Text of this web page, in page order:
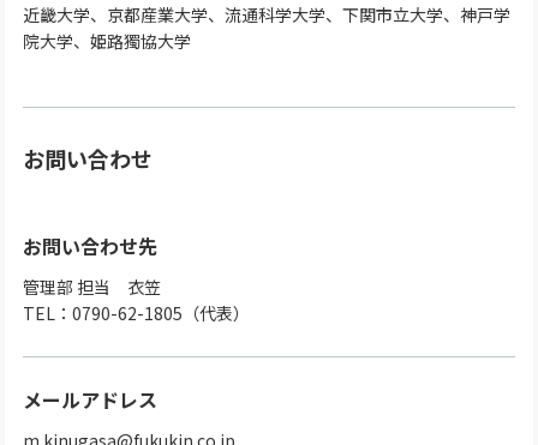
近畿大学、京都産業大学、流通科学大学、下関市立大学、神戸学
院大学、姫路獨協大学
お問い合わせ
お問い合わせ先
管理部 担当 衣笠
TEL：0790-62-1805（代表）
メールアドレス
m.kinugasa@fukukin.co.jp